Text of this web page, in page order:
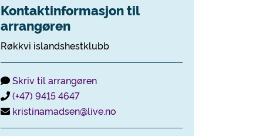
Kontaktinformasjon til
arrangøren
Røkkvi islandshestklubb
Skriv til arrangøren
(+47) 9415 4647
kristinamadsen@live.no